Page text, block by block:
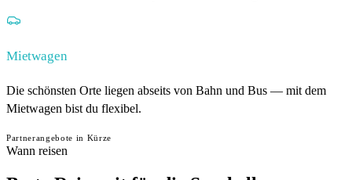
Mietwagen
Die schönsten Orte liegen abseits von Bahn und Bus — mit dem
Mietwagen bist du flexibel.
Partnerangebote in Kürze
Wann reisen